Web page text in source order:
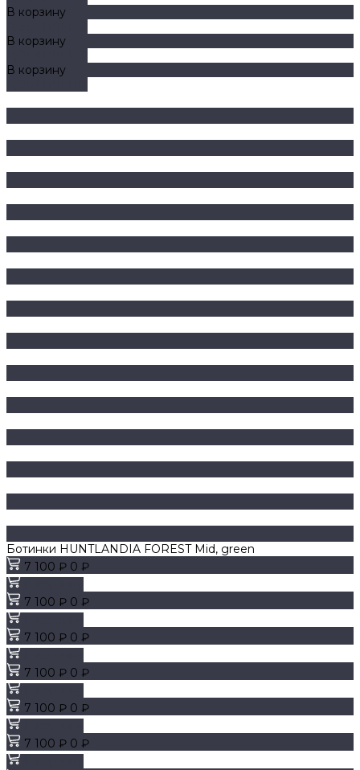
В корзину
В корзину
В корзину
Ботинки HUNTLANDIA FOREST Mid, green
7 100 ₽ 0 ₽
7 100 ₽ 0 ₽
7 100 ₽ 0 ₽
7 100 ₽ 0 ₽
7 100 ₽ 0 ₽
7 100 ₽ 0 ₽